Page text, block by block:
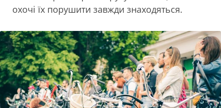
охочі їх порушити завжди знаходяться.